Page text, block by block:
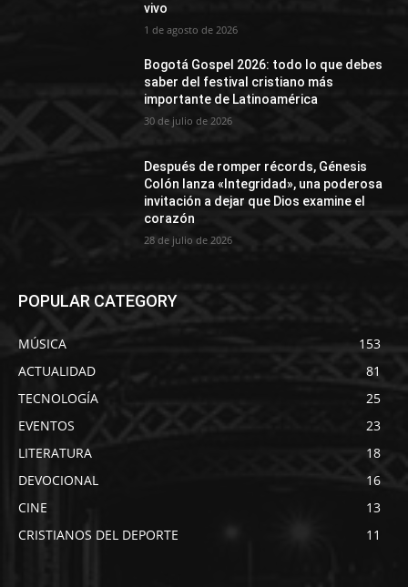
vivo
1 de agosto de 2026
Bogotá Gospel 2026: todo lo que debes
saber del festival cristiano más
importante de Latinoamérica
30 de julio de 2026
Después de romper récords, Génesis
Colón lanza «Integridad», una poderosa
invitación a dejar que Dios examine el
corazón
28 de julio de 2026
POPULAR CATEGORY
MÚSICA
153
ACTUALIDAD
81
TECNOLOGÍA
25
EVENTOS
23
LITERATURA
18
DEVOCIONAL
16
CINE
13
CRISTIANOS DEL DEPORTE
11